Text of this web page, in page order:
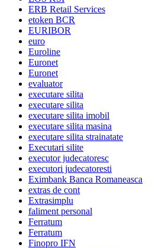
ERB Retail Services
etoken BCR
EURIBOR
euro
Euroline
Euronet
Euronet
evaluator
executare silita
executare silita
executare silita imobil
executare silita masina
executare silita strainatate
Executari silite
executor judecatoresc
executori judecatoresti
Eximbank Banca Romaneasca
extras de cont
Extrasimplu
faliment personal
Ferratum
Ferratum
Finopro IFN